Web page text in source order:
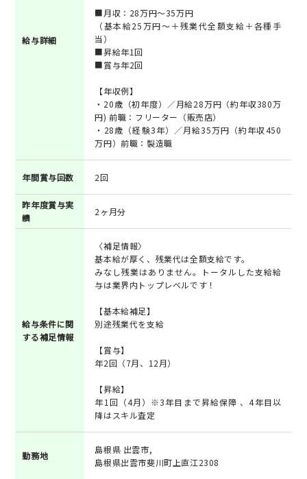
給与詳細
■月収：28万円～35万円
（基本給25万円～＋残業代全額支給＋各種手
当）
■昇給年1回
■賞与年2回
【年収例】
・20歳（初年度）／月給28万円（約年収380万
円) 前職：フリーター（販売店）
・28歳（経験3年）／月給35万円（約年収450
万円）前職：製造職
年間賞与回数 2回
昨年度賞与実
績
2ヶ月分
給与条件に関
する補足情報
〈補足情報〉
基本給が厚く、残業代は全額支給です。
みなし残業はありません。トータルした支給給
与は業界内トップレベルです！
【基本給補足】
別途残業代を支給
【賞与】
年2回（7月、12月）
【昇給】
年1回（4月）※3年目まで昇給保障 、4年目以
降はスキル査定
勤務地
島根県 出雲市,
島根県出雲市斐川町上直江2308